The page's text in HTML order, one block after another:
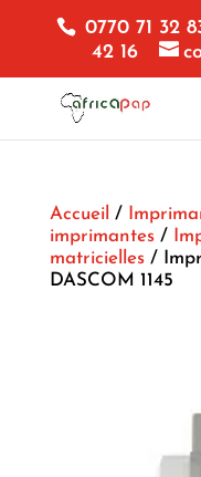
0770 71 32
42 16
Accueil /
imprimantes/
matricielles/
DASCOM 1145